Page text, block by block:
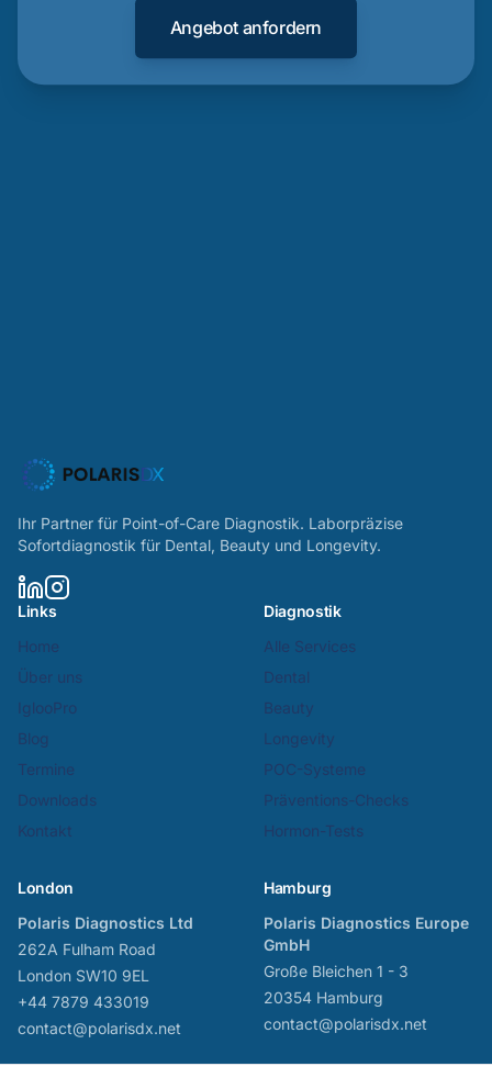
Angebot anfordern
Ihr Partner für Point-of-Care Diagnostik. Laborpräzise
Sofortdiagnostik für Dental, Beauty und Longevity.
Links
Home
Über uns
IglooPro
Blog
Termine
Downloads
Kontakt
Diagnostik
Alle Services
Dental
Beauty
Longevity
POC-Systeme
Präventions-Checks
Hormon-Tests
London
Polaris Diagnostics Ltd
262A Fulham Road
London SW10 9EL
+44 7879 433019
contact@polarisdx.net
Hamburg
Polaris Diagnostics Europe
GmbH
Große Bleichen 1 - 3
20354 Hamburg
contact@polarisdx.net